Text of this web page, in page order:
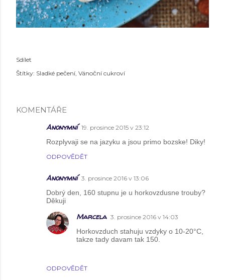
Sdílet
Štítky: Sladké pečení Vánoční cukroví
KOMENTÁŘE
Anonymní 19. prosince 2015 v 23:12
Rozplyvaji se na jazyku a jsou primo bozske! Diky!
ODPOVĚDĚT
Anonymní 3. prosince 2016 v 13:06
Dobrý den, 160 stupnu je u horkovzdusne trouby?
Děkuji
ODPOVĚDĚT
Marcela 3. prosince 2016 v 14:03
Horkovzduch stahuju vzdyky o 10-20°C,
takze tady davam tak 150.